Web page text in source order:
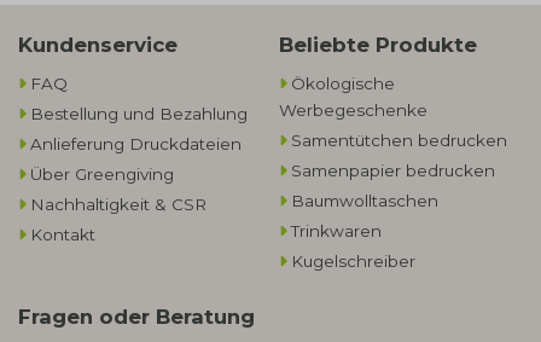
Kundenservice
FAQ
Bestellung und Bezahlung
Anlieferung Druckdateien
Über Greengiving
Nachhaltigkeit & CSR
Kontakt
Beliebte Produkte
Ökologische
Werbegeschenke​
Samentütchen bedrucken
Samenpapier bedrucken
Baumwolltaschen​
Trinkwaren
Kugelschreiber
Fragen oder Beratung